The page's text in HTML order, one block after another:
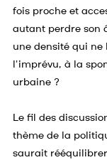
fois proche et
autant perdre son
une densité qui ne
l'imprévu, à la
urbaine ?
Le fil des
thème de la
saurait